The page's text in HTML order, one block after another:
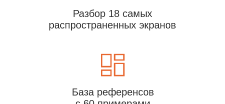
Разбор 18 самых
распространенных экранов
База референсов